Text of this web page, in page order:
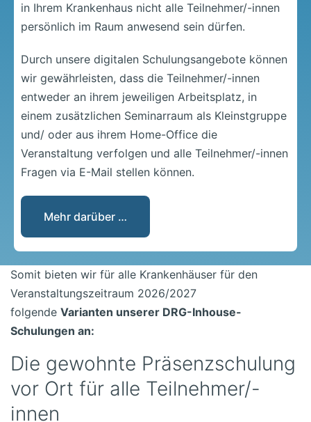
in Ihrem Krankenhaus nicht alle Teilnehmer/-innen
persönlich im Raum anwesend sein dürfen.
Durch unsere digitalen Schulungsangebote können
wir gewährleisten, dass die Teilnehmer/-innen
entweder an ihrem jeweiligen Arbeitsplatz, in
einem zusätzlichen Seminarraum als Kleinstgruppe
und/ oder aus ihrem Home-Office die
Veranstaltung verfolgen und alle Teilnehmer/-innen
Fragen via E-Mail stellen können.
Mehr darüber …
Somit bieten wir für alle Krankenhäuser für den
Veranstaltungszeitraum 2026/2027
folgende Varianten unserer DRG-Inhouse-
Schulungen an:
Die gewohnte Präsenzschulung
vor Ort für alle Teilnehmer/-
innen